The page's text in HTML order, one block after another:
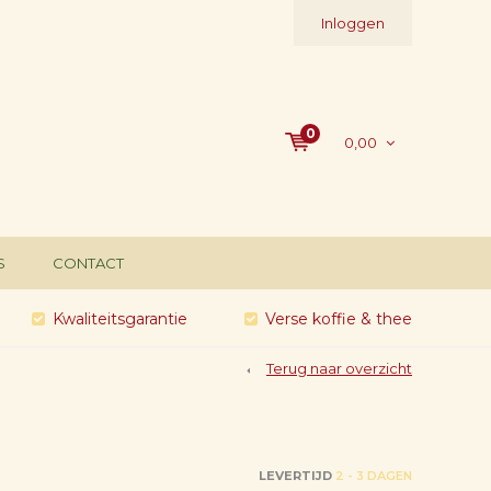
Inloggen
0
0,00
CONTACT
Kwaliteitsgarantie Verse koffie & thee
Terug naar overzicht
LEVERTIJD2 - 3 DAGEN